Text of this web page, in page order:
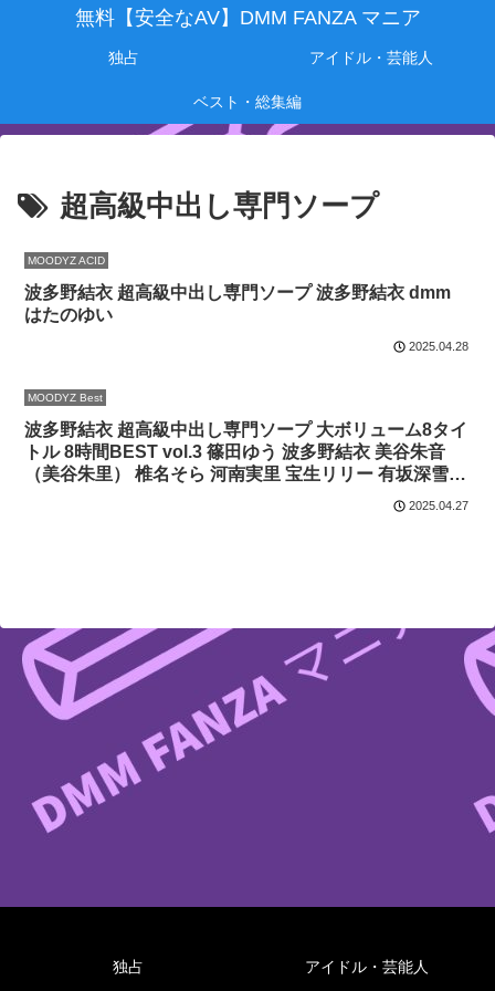
無料【安全なAV】DMM FANZA マニア
独占 アイドル・芸能人
ベスト・総集編
超高級中出し専門ソープ
MOODYZ ACID
波多野結衣 超高級中出し専門ソープ 波多野結衣 dmm
はたのゆい
2025.04.28
MOODYZ Best
波多野結衣 超高級中出し専門ソープ 大ボリューム8タイ
トル 8時間BEST vol.3 篠田ゆう 波多野結衣 美谷朱音
（美谷朱里） 椎名そら 河南実里 宝生リリー 有坂深雪
2025.04.27
独占
アイドル・芸能人